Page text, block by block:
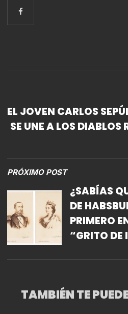
EL JOVEN CARLOS
SE UNE A LOS DIABLOS
PRÓXIMO POST
¿SABÍAS
DE
PRIMERO
“GRITO DE
TAMBIÉN TE